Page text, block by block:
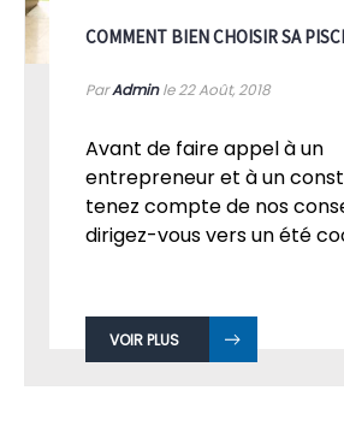
COMMENT BIEN CHOISIR SA
ParAdminle 22Août, 2018
Avant de faire appel à un
entrepreneur et à un
tenez compte de nos
dirigez-vous vers un été
VOIR PLUS